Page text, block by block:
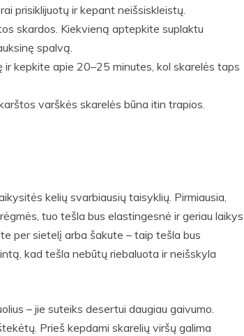
prisiklijuotų ir kepant neišsiskleistų.
skardos. Kiekvieną aptepkite suplaktu
spalvą.
kepkite apie 20–25 minutes, kol skarelės taps
varškės skarelės būna itin trapios.
kelių svarbiausių taisyklių. Pirmiausia,
tuo tešla bus elastingesnė ir geriau laikys
per sietelį arba šakute – taip tešla bus
kad tešla nebūtų riebaluota ir neišskyla
– jie suteiks desertui daugiau gaivumo.
Prieš kepdami skarelių viršų galima